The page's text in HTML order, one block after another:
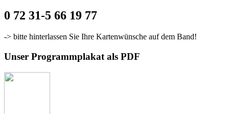
0 72 31-5 66 19 77
-> bitte hinterlassen Sie Ihre Kartenwünsche auf dem Band!
Unser Programmplakat als PDF